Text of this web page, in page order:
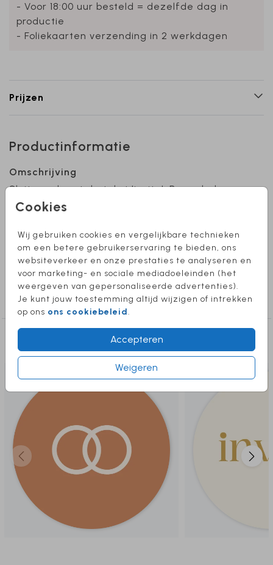
Cookies
Wij gebruiken cookies en vergelijkbare technieken
om een betere gebruikerservaring te bieden, ons
websiteverkeer en onze prestaties te analyseren en
voor marketing- en sociale mediadoeleinden (het
weergeven van gepersonaliseerde advertenties).
Je kunt jouw toestemming altijd wijzigen of intrekken
op ons ons cookiebeleid.
Accepteren
Weigeren
- Voor 18:00 uur besteld = dezelfde dag in
productie
- Foliekaarten verzending in 2 werkdagen
Prijzen
Productinformatie
Omschrijving
Sluitzegel met de tekst 'invite'. Bewerk de
sluitzegel naar eigen wens. Het formaat van
per 25 stuks. Heb je zelf een idee voor een
sluitzegel? Stuur een berichtje, dan bekijken
we wat we voor je kunnen betekenen.
Toon meer
Collectie
sluitstickers trouwen
Deze producten vind je misschien ook
leuk